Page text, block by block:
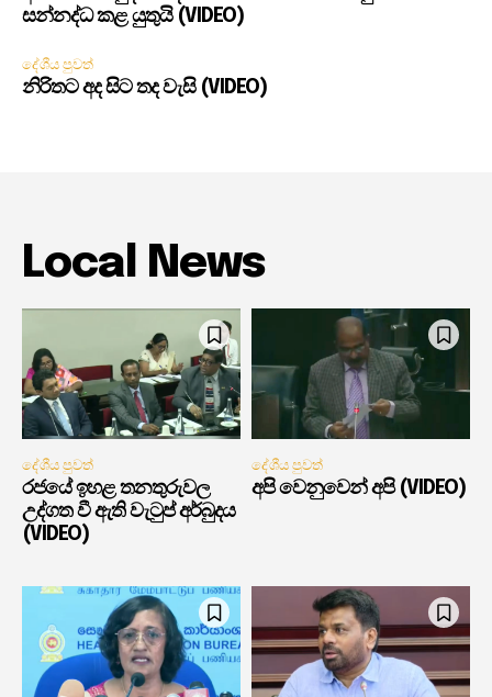
සන්නද්ධ කළ යුතුයි (VIDEO)
දේශීය පුවත්
නිරිතට අද සිට තද වැසි (VIDEO)
Local News
දේශීය පුවත්
රජයේ ඉහළ තනතුරුවල
උද්ගත වී ඇති වැටුප් අර්බුදය
(VIDEO)
දේශීය පුවත්
අපි වෙනුවෙන් අපි (VIDEO)